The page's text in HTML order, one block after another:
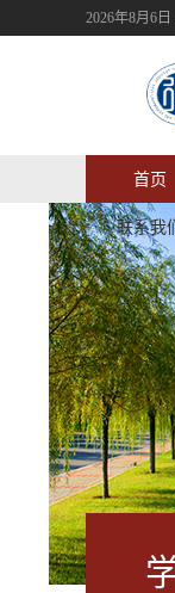
2026年8月6
首页
联系我